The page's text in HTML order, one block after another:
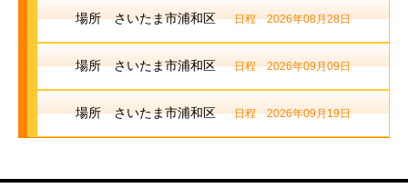
場所 さいたま市浦和区 日程 2026年08月28日
場所 さいたま市浦和区 日程 2026年09月09日
場所 さいたま市浦和区 日程 2026年09月19日